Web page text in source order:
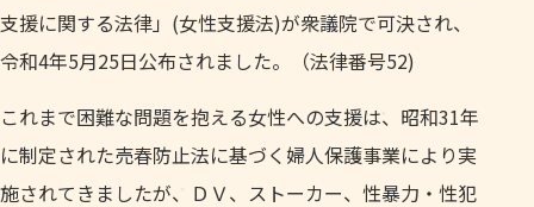
支援に関する法律」(女性支援法)が衆議院で可決され、
令和4年5月25日公布されました。（法律番号52)
これまで困難な問題を抱える女性への支援は、昭和31年
に制定された売春防止法に基づく婦人保護事業により実
施されてきましたが、ＤＶ、ストーカー、性暴力・性犯